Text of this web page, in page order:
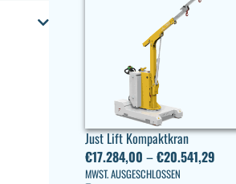
Just Lift Kompaktkran
€17.284,00 –€20.541,29
MWST. AUSGESCHLOSSEN